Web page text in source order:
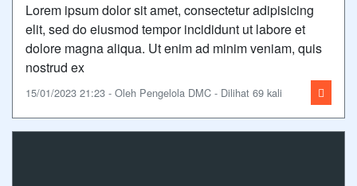
Lorem ipsum dolor sit amet, consectetur adipisicing
elit, sed do eiusmod tempor incididunt ut labore et
dolore magna aliqua. Ut enim ad minim veniam, quis
nostrud ex
15/01/2023 21:23 - Oleh Pengelola DMC - Dilihat 69 kali